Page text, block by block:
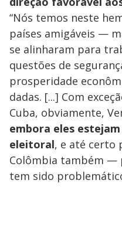
“Nós temos neste
países amigáveis —
se alinharam para
questões de
prosperidade
dadas. [...] Com
Cuba, obviamente,
embora eles
eleitoral, e até certo
Colômbia também —
tem sido